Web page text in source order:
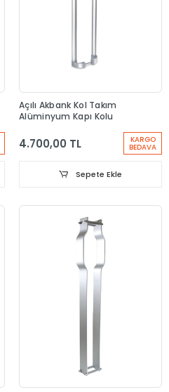
Açılı Akbank Kol Takım
Alüminyum Kapı Kolu
4.700,00 TL KARGO
BEDAVA
Sepete Ekle